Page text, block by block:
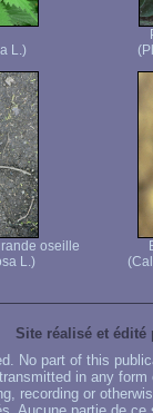
L.)
oseille
L.)
Site réalisé et édité
No part of this
in any
recording or